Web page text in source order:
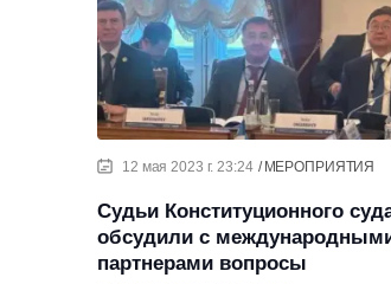
12 мая 2023 г. 23:24 МЕРОПРИЯТИЯ
Судьи Конституционного
обсудили с
партнерами вопросы